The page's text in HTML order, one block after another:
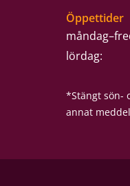
Öppettider
lördag:
*Stängt sön-
annat